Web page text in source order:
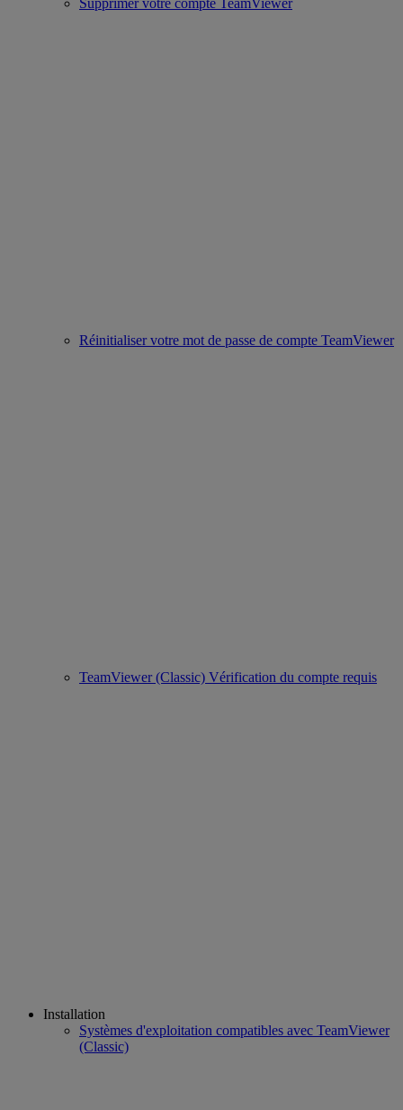
Réinitialiser votre mot de passe de compte TeamViewer
TeamViewer (Classic) Vérification du compte requis
Installation
Systèmes d'exploitation compatibles avec TeamViewer
(Classic)